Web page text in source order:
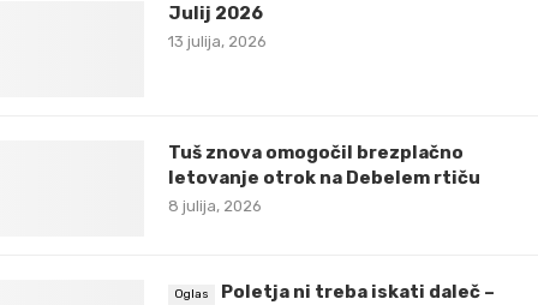
Julij 2026
13 julija, 2026
Tuš znova omogočil brezplačno
letovanje otrok na Debelem rtiču
8 julija, 2026
Poletja ni treba iskati daleč –